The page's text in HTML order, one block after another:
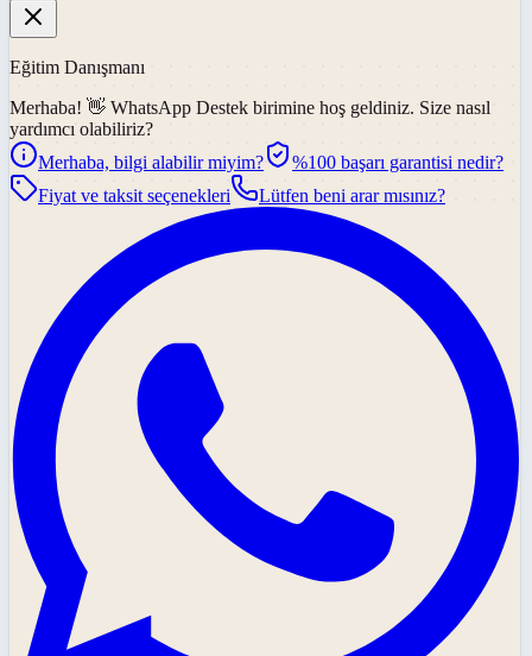
Eğitim Danışmanı
Merhaba! 👋 WhatsApp Destek birimine hoş geldiniz. Size nasıl
yardımcı olabiliriz?
Merhaba, bilgi alabilir miyim?
%100 başarı garantisi nedir?
Fiyat ve taksit seçenekleri
Lütfen beni arar mısınız?